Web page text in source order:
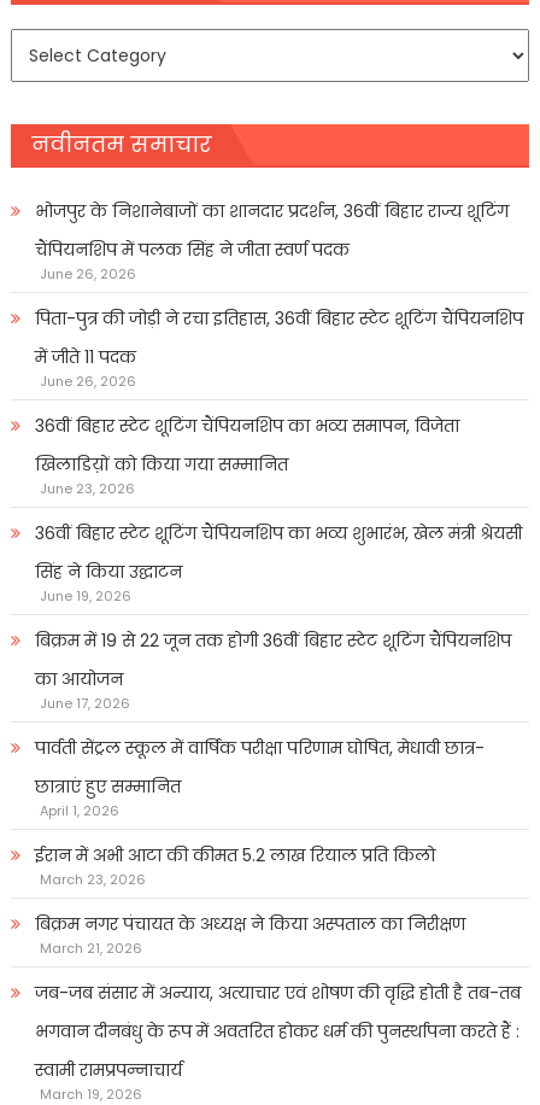
नवीनतम समाचार
भोजपुर के निशानेबाजों का शानदार प्रदर्शन, 36वीं बिहार राज्य शूटिंग
चैंपियनशिप में पलक सिंह ने जीता स्वर्ण पदक
June 26, 2026
पिता-पुत्र की जोड़ी ने रचा इतिहास, 36वीं बिहार स्टेट शूटिंग चैंपियनशिप
में जीते 11 पदक
June 26, 2026
36वीं बिहार स्टेट शूटिंग चैंपियनशिप का भव्य समापन, विजेता
खिलाडिय़ों को किया गया सम्मानित
June 23, 2026
36वीं बिहार स्टेट शूटिंग चैंपियनशिप का भव्य शुभारंभ, खेल मंत्री श्रेयसी
सिंह ने किया उद्घाटन
June 19, 2026
बिक्रम में 19 से 22 जून तक होगी 36वीं बिहार स्टेट शूटिंग चैंपियनशिप
का आयोजन
June 17, 2026
पार्वती सेंट्रल स्कूल में वार्षिक परीक्षा परिणाम घोषित, मेधावी छात्र-
छात्राएं हुए सम्मानित
April 1, 2026
ईरान में अभी आटा की कीमत 5.2 लाख रियाल प्रति किलो
March 23, 2026
बिक्रम नगर पंचायत के अध्यक्ष ने किया अस्पताल का निरीक्षण
March 21, 2026
जब-जब संसार में अन्याय, अत्याचार एवं शोषण की वृद्धि होती है तब-तब
भगवान दीनबंधु के रूप में अवतरित होकर धर्म की पुनर्स्थापना करते हैं :
स्वामी रामप्रपन्नाचार्य
March 19, 2026